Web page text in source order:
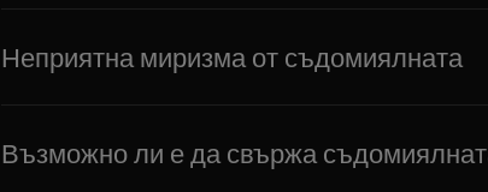
Неприятна миризма от съдомиялната
Възможно ли е да свържа